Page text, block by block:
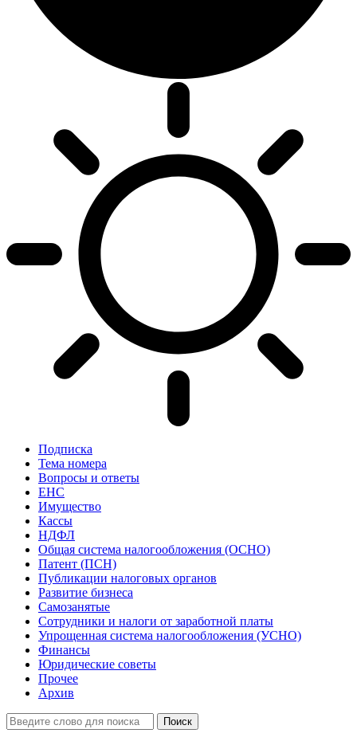
Подписка
Тема номера
Вопросы и ответы
ЕНС
Имущество
Кассы
НДФЛ
Общая система налогообложения (ОСНО)
Патент (ПСН)
Публикации налоговых органов
Развитие бизнеса
Самозанятые
Сотрудники и налоги от заработной платы
Упрощенная система налогообложения (УСНО)
Финансы
Юридические советы
Прочее
Архив